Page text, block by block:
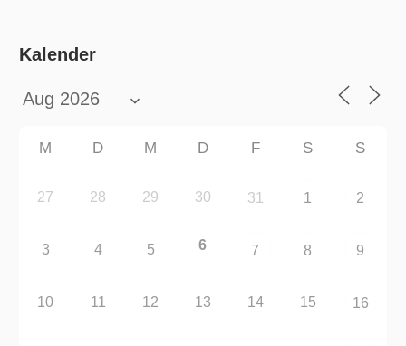
Kalender
M D M D F S S
27 28 29 30 31 1 2
3 4 5 6 7 8 9
10 11 12 13 14 15 16